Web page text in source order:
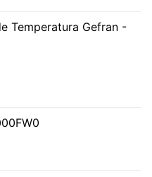
Temperatura Gefran -